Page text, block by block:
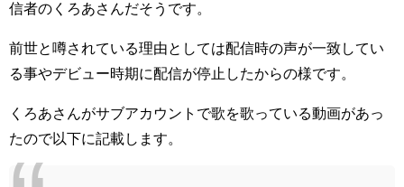
信者のくろあさんだそうです。
前世と噂されている理由としては配信時の声が一致してい
る事やデビュー時期に配信が停止したからの様です。
くろあさんがサブアカウントで歌を歌っている動画があっ
たので以下に記載します。